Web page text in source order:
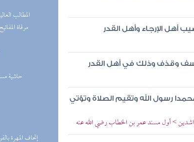
(9) المطالب
(9) مرقاة
(6) حاشية
أهل الإرجاء وأهل القدر
وقذف وذلك في أهل القدر
محمدا رسول الله وتقيم الصلاة وتؤتي
> أول مسند عمر بن الخطاب رضي الله عنه